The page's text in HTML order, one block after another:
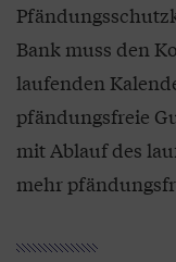
Bank muss den
laufenden
pfändungsfreie
mit Ablauf des
mehr